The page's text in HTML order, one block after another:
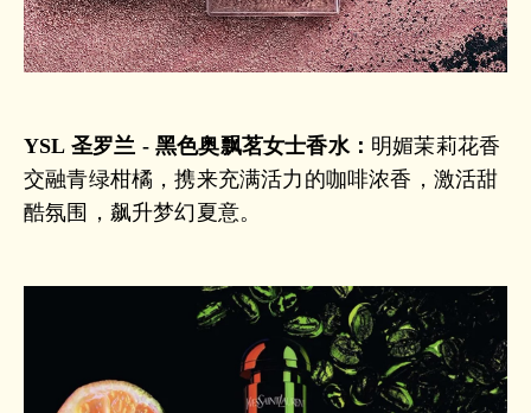
YSL 圣罗兰 - 黑色奥飘茗女士香水： 明媚茉莉花香
交融青绿柑橘，携来充满活力的咖啡浓香，激活甜
酷氛围，飙升梦幻夏意。